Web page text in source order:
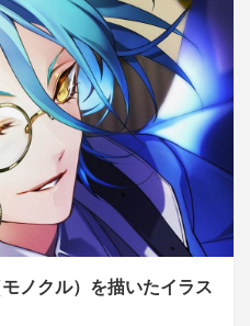
ノクル）を描いたイラス